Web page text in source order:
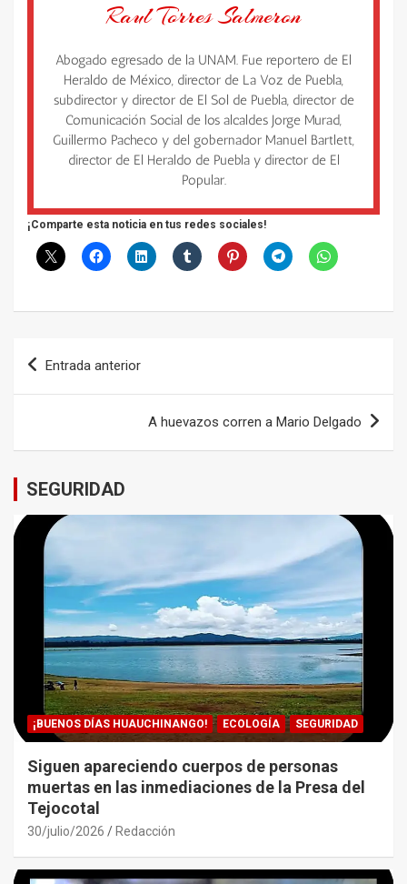
Raul Torres Salmeron
Abogado egresado de la UNAM. Fue reportero de El
Heraldo de México, director de La Voz de Puebla,
subdirector y director de El Sol de Puebla, director de
Comunicación Social de los alcaldes Jorge Murad,
Guillermo Pacheco y del gobernador Manuel Bartlett,
director de El Heraldo de Puebla y director de El
Popular.
¡Comparte esta noticia en tus redes sociales!
Navegación
de
Entrada anterior
A huevazos corren a Mario Delgado
SEGURIDAD
¡BUENOS DÍAS HUAUCHINANGO! ECOLOGÍA SEGURIDAD
Siguen apareciendo cuerpos de personas
muertas en las inmediaciones de la Presa del
Tejocotal
30/julio/2026 Redacción